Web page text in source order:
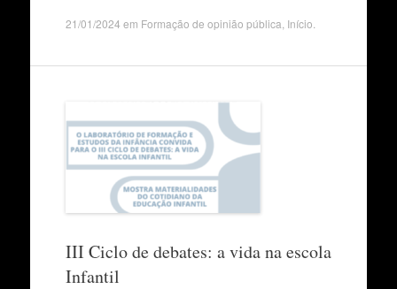
21/01/2024 em Formação de opinião pública Início
III Ciclo de debates: a vida na escola
Infantil